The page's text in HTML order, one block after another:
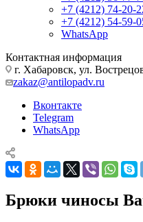
+7 (4212) 74-20-
+7 (4212) 54-59-
WhatsApp
Контактная информация
г. Хабаровск, ул.
zakaz@antilopadv.ru
Вконтакте
Telegram
WhatsApp
Брюки чиносы